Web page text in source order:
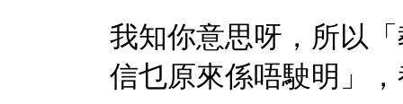
我知你意思呀，所以
信乜原來係唔駛明」